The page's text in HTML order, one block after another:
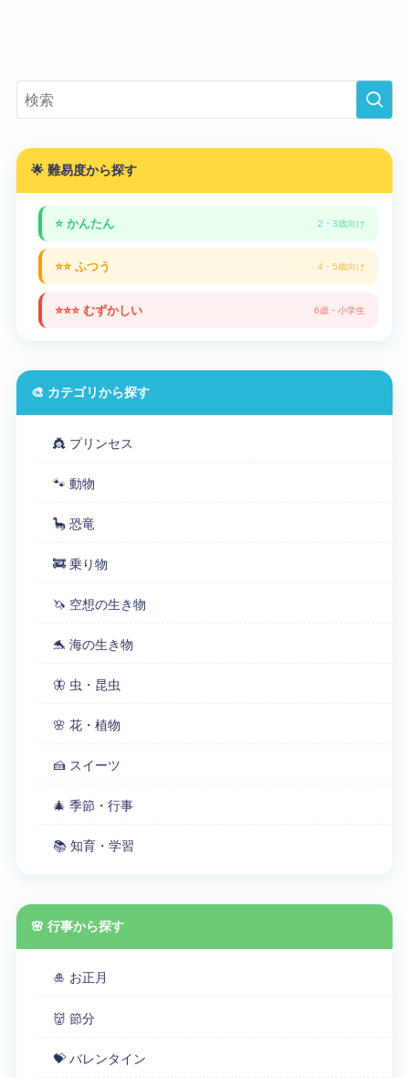
🌟 難易度から探す
⭐ かんたん 2・3歳向け
⭐⭐ ふつう 4・5歳向け
⭐⭐⭐ むずかしい 6歳・小学生
🎨 カテゴリから探す
👸 プリンセス
🐾 動物
🦕 恐竜
🚒 乗り物
🦄 空想の生き物
🐬 海の生き物
🦋 虫・昆虫
🌸 花・植物
🍰 スイーツ
🎄 季節・行事
📚 知育・学習
🌸 行事から探す
🎍 お正月
👹 節分
💝 バレンタイン